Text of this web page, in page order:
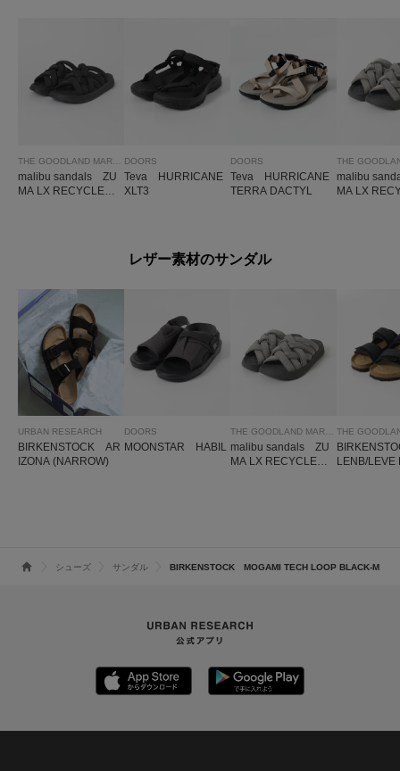
malibu sandals ZU
MA LX RECYCLED1
DOORS
Teva HURRICANE
XLT3
DOORS
Teva HURRICANE
TERRA DACTYL
malibu
MA LX
レザー素材のサンダル
URBAN RESEARCH
BIRKENSTOCK AR
IZONA (NARROW)
DOORS
MOONSTAR HABIL
THE GOODLAND MARKET
malibu sandals ZU
MA LX RECYCLED0
LENB/LEVE
シューズ サンダル BIRKENSTOCK MOGAMI TECH LOOP BLACK-M